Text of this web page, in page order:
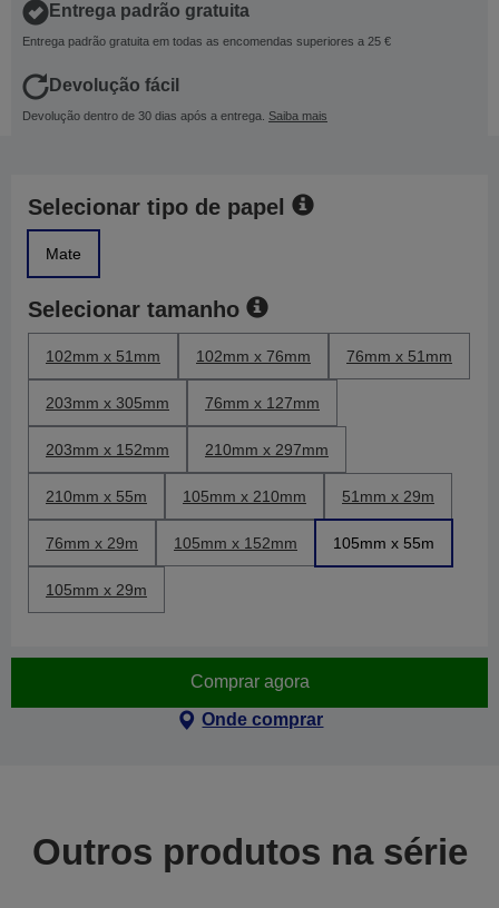
Entrega padrão gratuita
Entrega padrão gratuita em todas as encomendas superiores a 25 €
Devolução fácil
Devolução dentro de 30 dias após a entrega. Saiba mais
Selecionar tipo de papel
Mate
Selecionar tamanho
102mm x 51mm 102mm x 76mm 76mm x 51mm
203mm x 305mm 76mm x 127mm
203mm x 152mm 210mm x 297mm
210mm x 55m 105mm x 210mm 51mm x 29m
76mm x 29m 105mm x 152mm 105mm x 55m
105mm x 29m
Comprar agora
Onde comprar
Outros produtos na série